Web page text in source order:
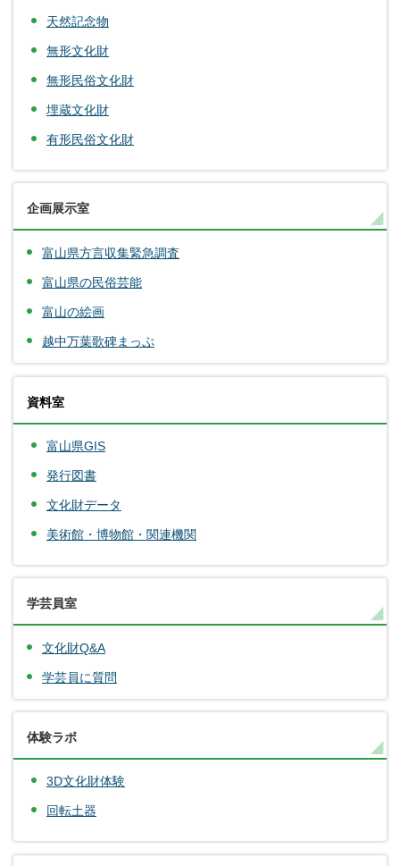
天然記念物
無形文化財
無形民俗文化財
埋蔵文化財
有形民俗文化財
企画展示室
富山県方言収集緊急調査
富山県の民俗芸能
富山の絵画
越中万葉歌碑まっぷ
資料室
富山県GIS
発行図書
文化財データ
美術館・博物館・関連機関
学芸員室
文化財Q&A
学芸員に質問
体験ラボ
3D文化財体験
回転土器